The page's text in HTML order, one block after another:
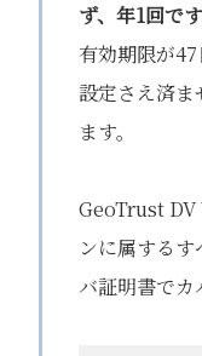
ず、年1回です
有効期限が47
設定さえ済ま
ます。
GeoTrust
ンに属する
バ証明書でカ